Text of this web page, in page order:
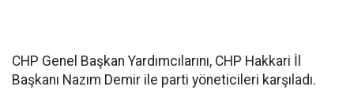
CHP Genel Başkan Yardımcılarını, CHP Hakkari İl
Başkanı Nazım Demir ile parti yöneticileri karşıladı.